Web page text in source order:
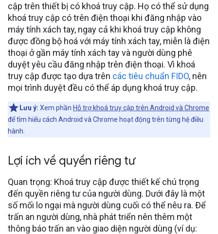
cập trên thiết bị có khoá truy cập. Họ có thể sử dụng
khoá truy cập có trên điện thoại khi đăng nhập vào
máy tính xách tay, ngay cả khi khoá truy cập không
được đồng bộ hoá với máy tính xách tay, miễn là điện
thoại ở gần máy tính xách tay và người dùng phê
duyệt yêu cầu đăng nhập trên điện thoại. Vì khoá
truy cập được tạo dựa trên các tiêu chuẩn FIDO, nên
mọi trình duyệt đều có thể áp dụng khoá truy cập.
Lưu ý: Xem phần Hỗ trợ khoá truy cập trên Android và Chrome
để tìm hiểu cách Android và Chrome hoạt động trên từng hệ điều
hành.
Lợi ích về quyền riêng tư
Quan trọng: Khoá truy cập được thiết kế chú trọng
đến quyền riêng tư của người dùng. Dưới đây là một
số mối lo ngại mà người dùng cuối có thể nêu ra. Để
trấn an người dùng, nhà phát triển nên thêm một
thông báo trấn an vào giao diện người dùng (ví dụ: